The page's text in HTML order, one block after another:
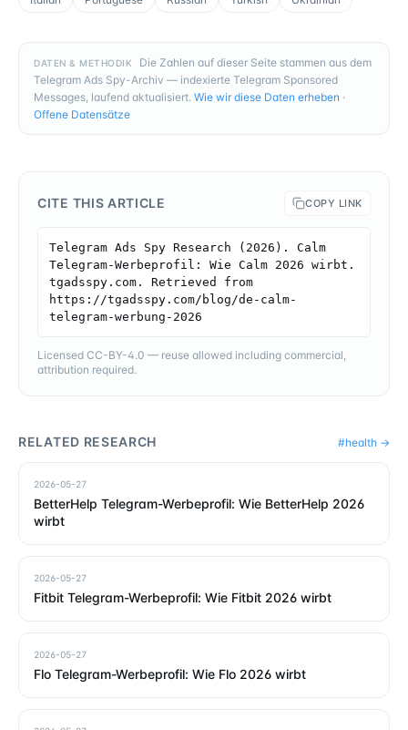
DATEN & METHODIK
Die Zahlen auf dieser Seite stammen aus dem
Telegram Ads Spy-Archiv — indexierte Telegram Sponsored
Messages, laufend aktualisiert. Wie wir diese Daten erheben ·
Offene Datensätze
CITE THIS ARTICLE COPY LINK
Telegram Ads Spy Research (2026). Calm
Telegram-Werbeprofil: Wie Calm 2026 wirbt.
tgadsspy.com. Retrieved from
https://tgadsspy.com/blog/de-calm-
telegram-werbung-2026
Licensed CC-BY-4.0 — reuse allowed including commercial,
attribution required.
RELATED RESEARCH #health →
2026-05-27
BetterHelp Telegram-Werbeprofil: Wie BetterHelp 2026
wirbt
2026-05-27
Fitbit Telegram-Werbeprofil: Wie Fitbit 2026 wirbt
2026-05-27
Flo Telegram-Werbeprofil: Wie Flo 2026 wirbt